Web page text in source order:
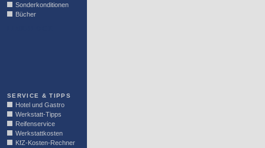
Sonderkonditionen
Bücher
SERVICE & TIPPS
Hotel und Gastro
Werkstatt-Tipps
Reifenservice
Werkstattkosten
KfZ-Kosten-Rechner